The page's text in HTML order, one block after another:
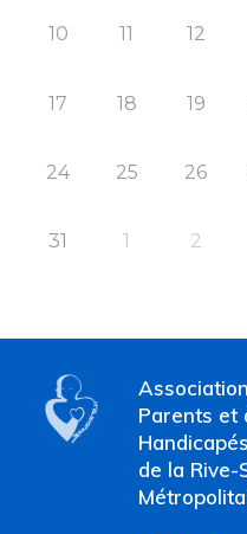
10 11 12
17 18 19
24 25 26
31 1 2
Parents et
Handicapés
de la Rive-